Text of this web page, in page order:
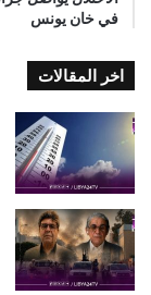
في خان يونس
اخر المقالات